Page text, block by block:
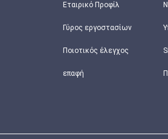
Εταιρικό Προφίλ
Γύρος εργοστασίων
Ποιοτικός έλεγχος
επαφή